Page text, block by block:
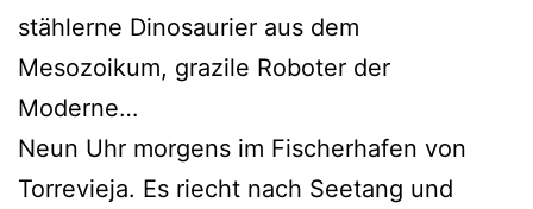
stählerne Dinosaurier aus dem
Mesozoikum, grazile Roboter der
Moderne…
Neun Uhr morgens im Fischerhafen von
Torrevieja. Es riecht nach Seetang und